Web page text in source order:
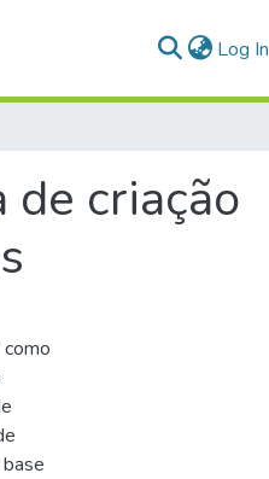
Log In
de criação